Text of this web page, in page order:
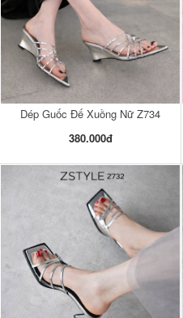
Dép Guốc Đế Xuồng Nữ Z734
380.000đ